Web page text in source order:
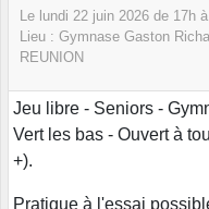
Le lundi 22 juin 2026 de 17h
Lieu : Gymnase Gaston
REUNION
Jeu libre - Seniors -
Vert les bas - Ouvert à
+).
Pratique à l'essai